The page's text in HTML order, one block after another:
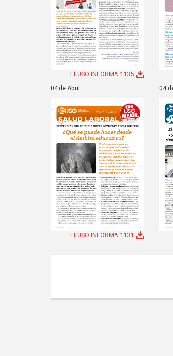
FEUSO INFORMA 1135
04 de Abril
FEUSO INFORMA 1131
04